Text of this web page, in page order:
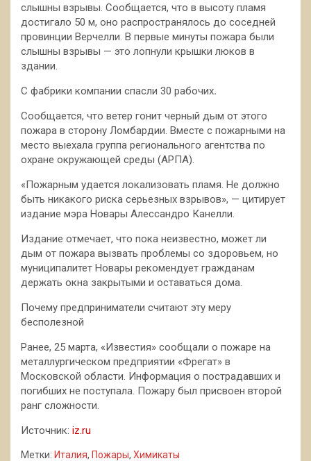
слышны взрывы. Сообщается, что в высоту пламя
достигало 50 м, оно распространялось до соседней
провинции Верчелли. В первые минуты пожара были
слышны взрывы — это лопнули крышки люков в
здании.
С фабрики компании спасли 30 рабочих.
Сообщается, что ветер гонит черный дым от этого
пожара в сторону Ломбардии. Вместе с пожарными на
место выехала группа регионального агентства по
охране окружающей среды (АРПА).
«Пожарным удается локализовать пламя. Не должно
быть никакого риска серьезных взрывов», — цитирует
издание мэра Новары Алессандро Канелли.
Издание отмечает, что пока неизвестно, может ли
дым от пожара вызвать проблемы со здоровьем, но
муниципалитет Новары рекомендует гражданам
держать окна закрытыми и оставаться дома.
Почему предприниматели считают эту меру
бесполезной
Ранее, 25 марта, «Известия» сообщали о пожаре на
металлургическом предприятии «Фрегат» в
Московской области. Информация о пострадавших и
погибших не поступала. Пожару был присвоен второй
ранг сложности.
Источник: iz.ru
Метки: Италия, Пожары, Химикаты